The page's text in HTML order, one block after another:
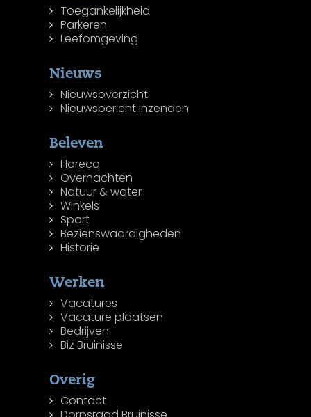
Toegankelijkheid
Parkeren
Leefomgeving
Nieuws
Nieuwsoverzicht
Nieuwsbericht inzenden
Beleven
Horeca
Overnachten
Natuur & water
Winkels
Sport
Bezienswaardigheden
Historie
Werken
Vacatures
Vacature plaatsen
Bedrijven
Biz Bruinisse
Overig
Contact